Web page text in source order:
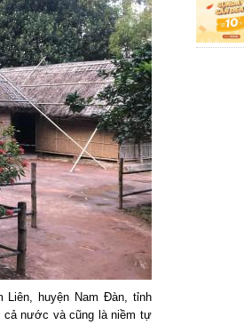
huyện Nam Đàn, tỉnh
nước và cũng là niềm tự